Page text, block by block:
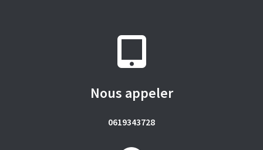
Nous appeler
0619343728